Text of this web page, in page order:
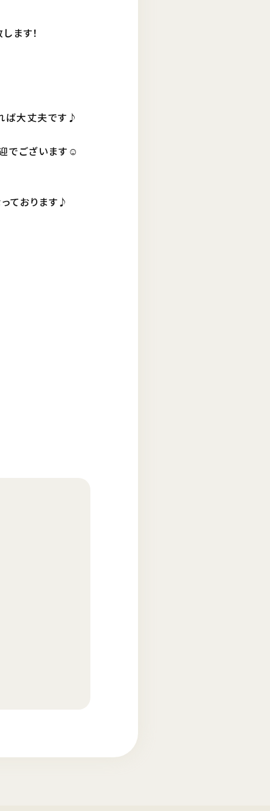
ます！
ば大丈夫です♪
でございます☺
ております♪